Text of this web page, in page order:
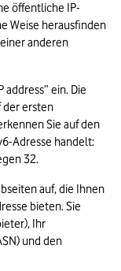
öffentliche IP-
Weise herausfinden
anderen
address” ein. Die
der ersten
Sie auf den
Adresse handelt:
32.
auf, die Ihnen
bieten. Sie
Ihr
und den